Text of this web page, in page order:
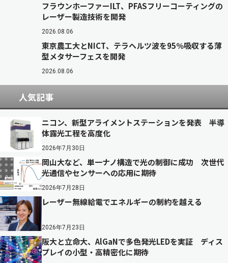
フラウンホーファーILT、PFASフリーコーティングの
レーザー製造技術を開発
2026.08.06
東京農工大とNICT、テラヘルツ波を95％吸収する薄
型メタサーフェスを開発
2026.08.06
人気記事
ニコン、新型アライメントステーションを発表 半導
体露光工程を高度化
2026年7月30日
岡山大など、単一ナノ構造で光の制御に成功 次世代
光通信やセンサーへの応用に期待
2026年7月28日
レーザー無線給電でエネルギーの制約を越える
2026年7月23日
阪大と立命大、AlGaNで多色発光LEDを実証 ディス
プレイの小型・高精密化に期待